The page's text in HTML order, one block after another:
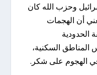
وحزب الله كان
أن الهجمات
السكنية،
الهجوم على شكر.